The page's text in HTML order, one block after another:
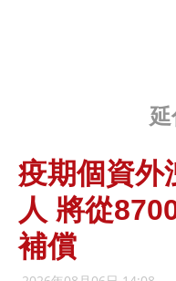
疫期個資外
人 將從
補償